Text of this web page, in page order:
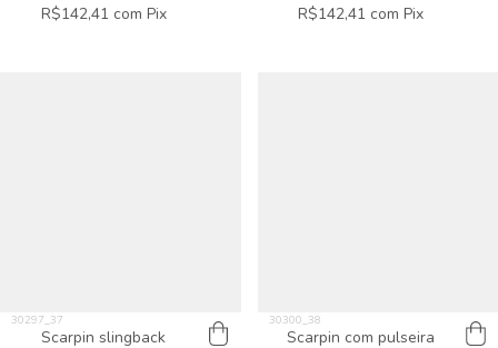
R$142,41 com Pix R$142,41 com Pix
Scarpin slingback
Scarpin com pulseira